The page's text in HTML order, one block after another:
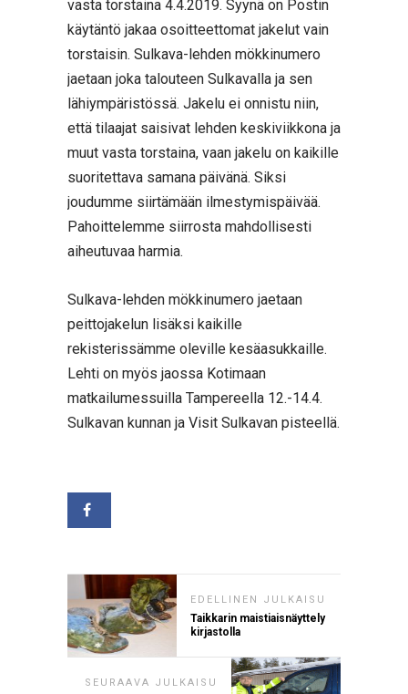
vasta torstaina 4.4.2019. Syynä on Postin
käytäntö jakaa osoitteettomat jakelut vain
torstaisin. Sulkava-lehden mökkinumero
jaetaan joka talouteen Sulkavalla ja sen
lähiympäristössä. Jakelu ei onnistu niin,
että tilaajat saisivat lehden keskiviikkona ja
muut vasta torstaina, vaan jakelu on kaikille
suoritettava samana päivänä. Siksi
joudumme siirtämään ilmestymispäivää.
Pahoittelemme siirrosta mahdollisesti
aiheutuvaa harmia.
Sulkava-lehden mökkinumero jaetaan
peittojakelun lisäksi kaikille
rekisterissämme oleville kesäasukkaille.
Lehti on myös jaossa Kotimaan
matkailumessuilla Tampereella 12.-14.4.
Sulkavan kunnan ja Visit Sulkavan pisteellä.
EDELLINEN JULKAISU
Taikkarin maistiaisnäyttely
kirjastolla
SEURAAVA JULKAISU